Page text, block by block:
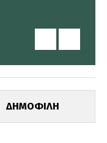
ΔΗΜΟΦΙΛΗ